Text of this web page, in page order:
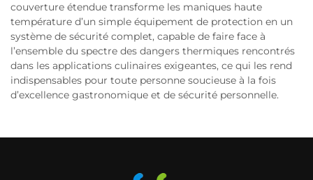
couverture étendue transforme les maniques haute
température d’un simple équipement de protection en un
système de sécurité complet, capable de faire face à
l’ensemble du spectre des dangers thermiques rencontrés
dans les applications culinaires exigeantes, ce qui les rend
indispensables pour toute personne soucieuse à la fois
d’excellence gastronomique et de sécurité personnelle.